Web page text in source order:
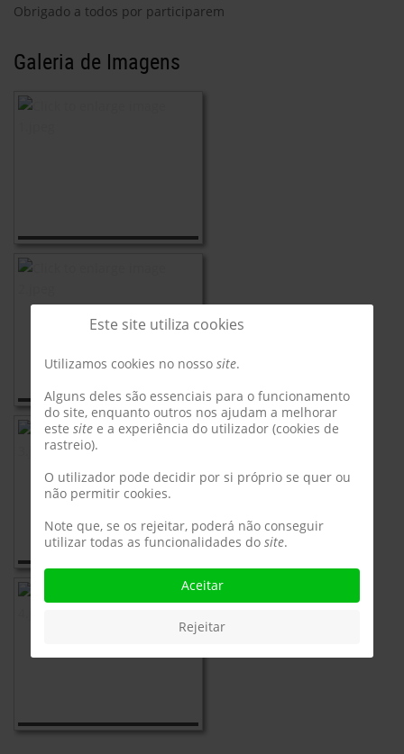
Obrigado a todos por participarem
Galeria de Imagens
Este site utiliza cookies
Utilizamos cookies no nosso site.
Alguns deles são essenciais para o funcionamento
do site, enquanto outros nos ajudam a melhorar
este site e a experiência do utilizador (cookies de
rastreio).
O utilizador pode decidir por si próprio se quer ou
não permitir cookies.
Note que, se os rejeitar, poderá não conseguir
utilizar todas as funcionalidades do site.
Aceitar
Rejeitar